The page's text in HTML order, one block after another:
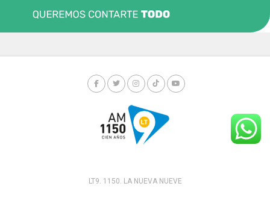
LT9. 1150. LA NUEVA NUEVE